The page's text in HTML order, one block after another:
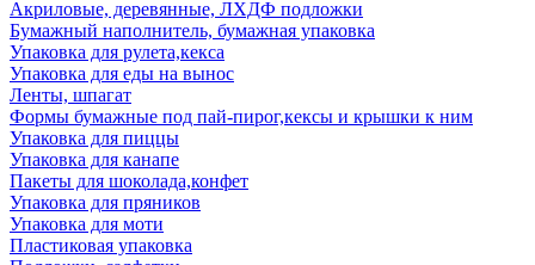
Акриловые, деревянные, ЛХДФ подложки
Бумажный наполнитель, бумажная упаковка
Упаковка для рулета,кекса
Упаковка для еды на вынос
Ленты, шпагат
Формы бумажные под пай-пирог,кексы и крышки к ним
Упаковка для пиццы
Упаковка для канапе
Пакеты для шоколада,конфет
Упаковка для пряников
Упаковка для моти
Пластиковая упаковка